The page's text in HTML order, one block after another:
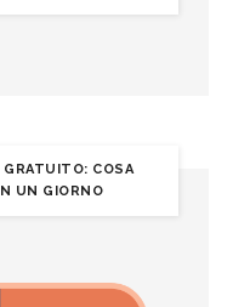
GRATUITO: COSA
UN GIORNO